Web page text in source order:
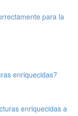
para la
enriquecidas?
enriquecidas a